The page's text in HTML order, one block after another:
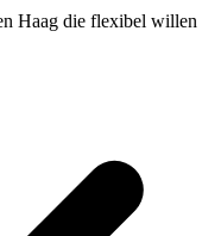
Haag die flexibel willen